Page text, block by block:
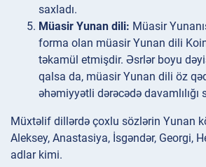
saxladı.
Müasir Yunan dili: Müasir
forma olan müasir Yunan dili
təkamül etmişdir. Əsrlər boyu
qalsa da, müasir Yunan dili öz
əhəmiyyətli dərəcədə davamlılığı
Müxtəlif dillərdə çoxlu sözlərin Yunan
Aleksey, Anastasiya, İsgəndər, Georgi,
adlar kimi.